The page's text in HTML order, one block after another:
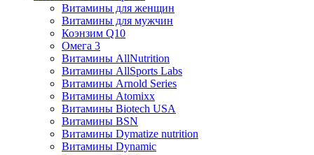
Витамины для женщин
Витамины для мужчин
Коэнзим Q10
Омега 3
Витамины AllNutrition
Витамины AllSports Labs
Витамины Arnold Series
Витамины Atomixx
Витамины Biotech USA
Витамины BSN
Витамины Dymatize nutrition
Витамины Dynamic